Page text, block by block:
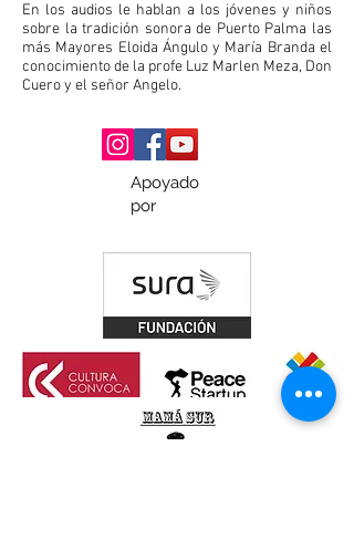
En los audios le hablan a los jóvenes y niños
sobre la tradición sonora de Puerto Palma las
más Mayores Eloida Ángulo y María Branda el
conocimiento de la profe Luz Marlen Meza, Don
Cuero y el señor Angelo.
Apoyado
por